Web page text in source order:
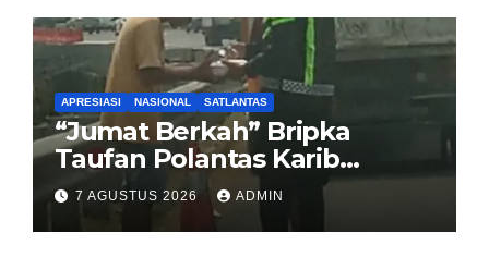
APRESIASI NASIONAL SATLANTAS
“Jumat Berkah” Bripka
Taufan Polantas Karib
Bagikan Nasi Kotak untuk
Sopir Truk yang Mogok di KM
00 Pondok Aren
7 AGUSTUS 2026 ADMIN